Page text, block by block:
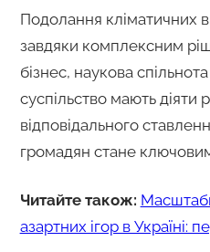
Подолання кліматичних
завдяки комплексним
бізнес, наукова
суспільство мають
відповідального
громадян стане
Читайте також:
азартних ігор в Україні: